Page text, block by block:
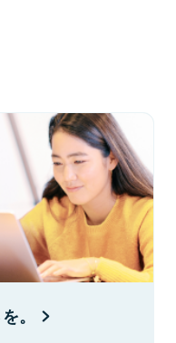
。